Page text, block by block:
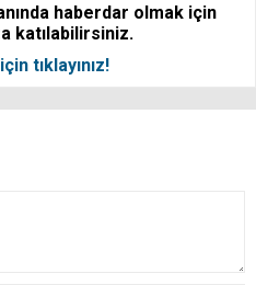
haberdar olmak için
katılabilirsiniz.
tıklayınız!